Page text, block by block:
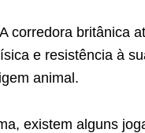
A corredora britânica
e resistência à
animal.
existem alguns